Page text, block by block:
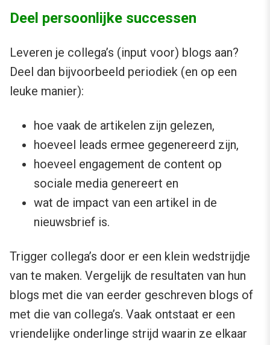
Deel persoonlijke successen
Leveren je collega’s (input voor) blogs aan?
Deel dan bijvoorbeeld periodiek (en op een
leuke manier):
hoe vaak de artikelen zijn gelezen,
hoeveel leads ermee gegenereerd zijn,
hoeveel engagement de content op
sociale media genereert en
wat de impact van een artikel in de
nieuwsbrief is.
Trigger collega’s door er een klein wedstrijdje
van te maken. Vergelijk de resultaten van hun
blogs met die van eerder geschreven blogs of
met die van collega’s. Vaak ontstaat er een
vriendelijke onderlinge strijd waarin ze elkaar